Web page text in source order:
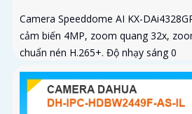
Camera Speeddome AI KX-
cảm biến 4MP, zoom quang 32x,
chuẩn nén H.265+. Độ nhạy sáng 0